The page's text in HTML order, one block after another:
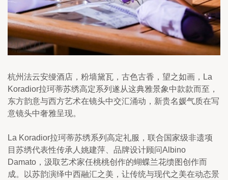
杭州法云安缦酒店，粉墙黛瓦，古色古香，望之如画，La
Koradior拉珂蒂苏绣高定系列遂从这典雅景象中款款而至，
东方韵意与西方艺术在镜头中交汇涌动，新贵名媛气质在写
意镜头中奢雅呈现。
La Koradior拉珂蒂苏绣系列高定礼服，联合国家级非遗项
目苏绣代表性传承人姚建萍、品牌设计顾问Albino
Damato，汲取艺术家任桃桃创作的蝴蝶兰花缋图创作而
成。以苏韵演绎中西融汇之美，让传统与现代之美在动态景